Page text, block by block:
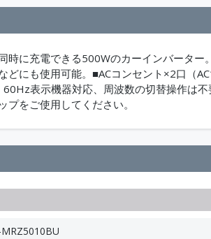
時に充電できる500Wのカーインバーター
にも使用可能。■ACコンセント×2口（
表示機器対応、周波数の切替操作は
をご使用してください。